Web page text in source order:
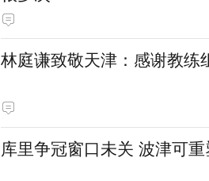
林庭谦致敬天津：感谢教练
库里争冠窗口未关 波津可